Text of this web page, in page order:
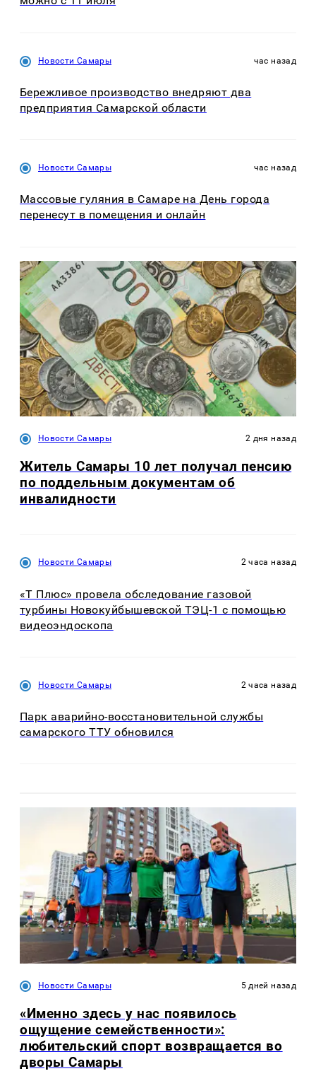
Новости Самары час назад
Бережливое производство внедряют два
предприятия Самарской области
Новости Самары час назад
Массовые гуляния в Самаре на День города
перенесут в помещения и онлайн
Новости Самары 2 дня назад
Житель Самары 10 лет получал пенсию
по поддельным документам об
инвалидности
Новости Самары 2 часа назад
«Т Плюс» провела обследование газовой
турбины Новокуйбышевской ТЭЦ-1 с помощью
видеоэндоскопа
Новости Самары 2 часа назад
Парк аварийно-восстановительной службы
самарского ТТУ обновился
Новости Самары 5 дней назад
«Именно здесь у нас появилось
ощущение семейственности»:
любительский спорт возвращается во
дворы Самары